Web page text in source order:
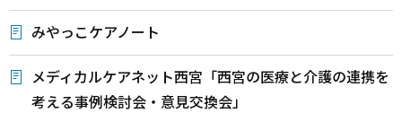
みやっこケアノート
メディカルケアネット西宮「西宮の医療と介護の連携を
考える事例検討会・意見交換会」